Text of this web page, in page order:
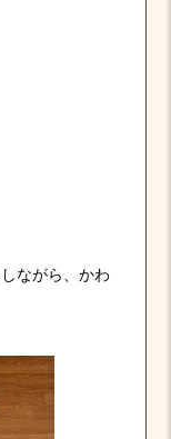
ながら、かわ